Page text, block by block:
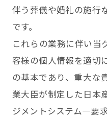
伴う葬儀や婚礼の施行
です。
これらの業務に伴い当
客様の個人情報を適切
の基本であり、重大な
業大臣が制定した日本
ジメントシステム―要